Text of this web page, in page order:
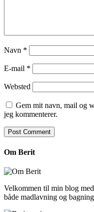
Navn *
E-mail *
Websted
Gem mit navn, mail og
jeg kommenterer.
Om Berit
Velkommen til min blog
både madlavning og bagning